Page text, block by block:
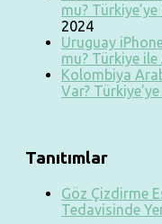
mu?
2024
Uruguay
mu? Türkiye
Kolombiya
Var?
Tanıtımlar
Göz Çizdirme
Tedavisinde